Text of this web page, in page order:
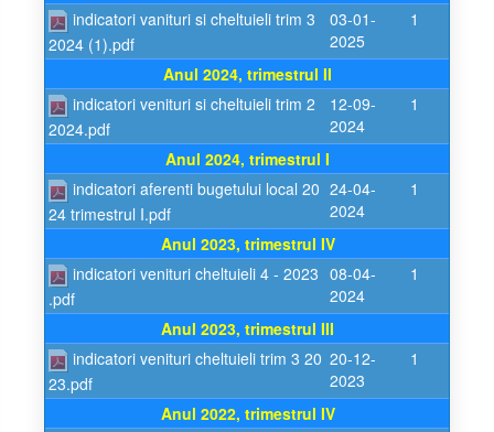
indicatori vanituri si cheltuieli trim 3
2024 (1).pdf
03-01-
2025
1
Anul 2024, trimestrul II
indicatori venituri si cheltuieli trim 2
2024.pdf
12-09-
2024
1
Anul 2024, trimestrul I
indicatori aferenti bugetului local 20
24 trimestrul I.pdf
24-04-
2024
1
Anul 2023, trimestrul IV
indicatori venituri cheltuieli 4 - 2023
.pdf
08-04-
2024
1
Anul 2023, trimestrul III
indicatori venituri cheltuieli trim 3 20
23.pdf
20-12-
2023
1
Anul 2022, trimestrul IV